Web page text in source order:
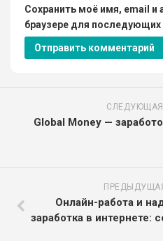
Сохранить моё имя, email и
браузере для
Global Money —
Онлайн-работа и
заработка в интернете: